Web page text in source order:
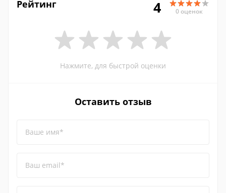
Рейтинг 4 0 оценок
Нажмите, для быстрой оценки
Оставить отзыв
Ваше имя*
Ваш email*